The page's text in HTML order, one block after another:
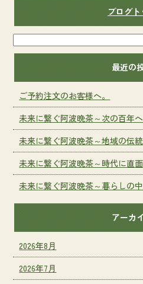
ブログ
最近の
ご予約注文のお客様へ。
未来に繋ぐ阿波晩茶～次の百年
未来に繋ぐ阿波晩茶～地域の伝
未来に繋ぐ阿波晩茶～時代に直
未来に繋ぐ阿波晩茶～暮らしの
アーカ
2026年8月
2026年7月